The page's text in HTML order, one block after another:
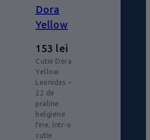
Dora
Yellow
153 lei
Cutie Dora
Yellow
Leonidas –
22 de
praline
belgiene
fine, într-o
cutie